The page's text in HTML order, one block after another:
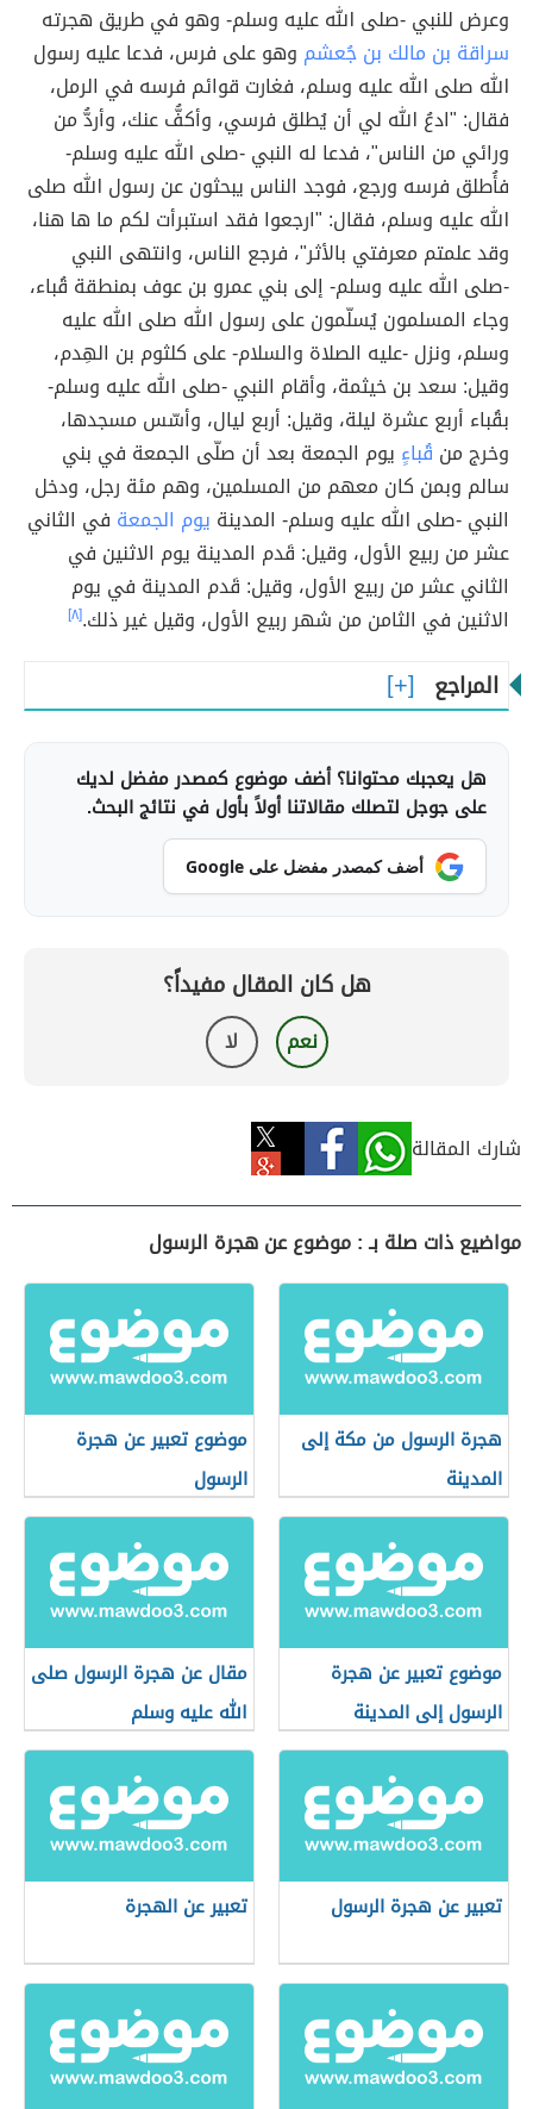
وعرض للنبي -صلى الله عليه وسلم- وهو في طريق هجرته
سراقة بن مالك بن جُعشم وهو على فرس، فدعا عليه رسول
الله صلى الله عليه وسلم، فغارت قوائم فرسه في الرمل،
فقال: "ادعُ الله لي أن يُطلق فرسي، وأكفُّ عنك، وأردُّ من
ورائي من الناس"، فدعا له النبي -صلى الله عليه وسلم-
فأُطلق فرسه ورجع، فوجد الناس يبحثون عن رسول الله صلى
الله عليه وسلم، فقال: "ارجعوا فقد استبرأت لكم ما ها هنا،
وقد علمتم معرفتي بالأثر"، فرجع الناس، وانتهى النبي
-صلى الله عليه وسلم- إلى بني عمرو بن عوف بمنطقة قُباء،
وجاء المسلمون يُسلّمون على رسول الله صلى الله عليه
وسلم، ونزل -عليه الصلاة والسلام- على كلثوم بن الهِدم،
وقيل: سعد بن خيثمة، وأقام النبي -صلى الله عليه وسلم-
بقُباء أربع عشرة ليلة، وقيل: أربع ليال، وأسّس مسجدها،
وخرج من قُباءٍ يوم الجمعة بعد أن صلّى الجمعة في بني
سالم وبمن كان معهم من المسلمين، وهم مئة رجل، ودخل
النبي -صلى الله عليه وسلم- المدينة يوم الجمعة في الثاني
عشر من ربيع الأول، وقيل: قَدم المدينة يوم الاثنين في
الثاني عشر من ربيع الأول، وقيل: قَدم المدينة في يوم
الاثنين في الثامن من شهر ربيع الأول، وقيل غير ذلك.[٨]
المراجع
هل يعجبك محتوانا؟ أضف موضوع كمصدر مفضل لديك
على جوجل لتصلك مقالاتنا أولاً بأول في نتائج البحث.
أضف كمصدر مفضل على Google
هل كان المقال مفيداً؟
نعم لا
شارك المقالة
مواضيع ذات صلة بـ : موضوع عن هجرة الرسول
هجرة الرسول من مكة إلى
المدينة
موضوع تعبير عن هجرة
الرسول
موضوع تعبير عن هجرة
الرسول إلى المدينة
مقال عن هجرة الرسول صلى
الله عليه وسلم
تعبير عن هجرة الرسول تعبير عن الهجرة